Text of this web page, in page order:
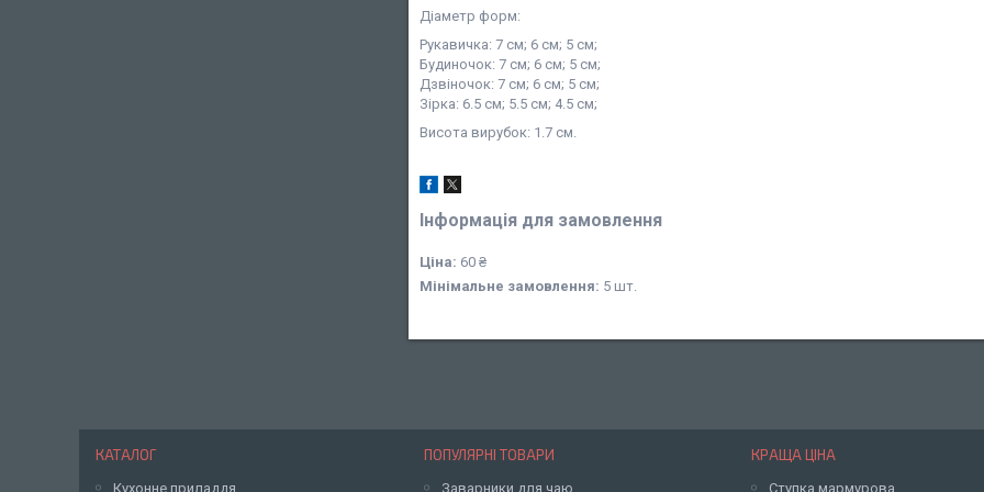
Діаметр форм:
Рукавичка: 7 см; 6 см; 5 см;
Будиночок: 7 см; 6 см; 5 см;
Дзвіночок: 7 см; 6 см; 5 см;
Зірка: 6.5 см; 5.5 см; 4.5 см;
Висота вирубок: 1.7 см.
Інформація для замовлення
Ціна: 60 ₴
Мінімальне замовлення: 5 шт.
КАТАЛОГ
Кухонне приладдя
ПОПУЛЯРНІ ТОВАРИ
Заварники для чаю
КРАЩА ЦІНА
Ступка мармурова